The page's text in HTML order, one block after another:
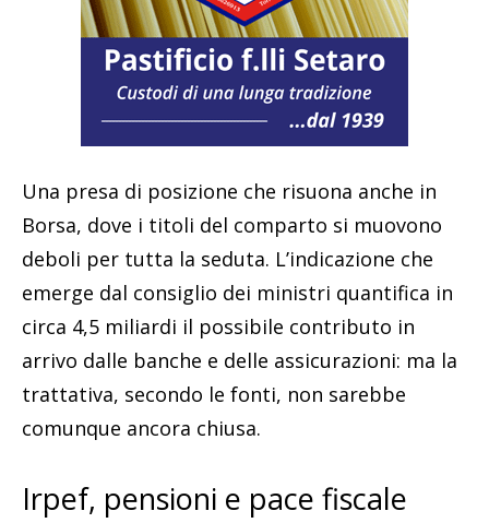
Una presa di posizione che risuona anche in
Borsa, dove i titoli del comparto si muovono
deboli per tutta la seduta. L’indicazione che
emerge dal consiglio dei ministri quantifica in
circa 4,5 miliardi il possibile contributo in
arrivo dalle banche e delle assicurazioni: ma la
trattativa, secondo le fonti, non sarebbe
comunque ancora chiusa.
Irpef, pensioni e pace fiscale